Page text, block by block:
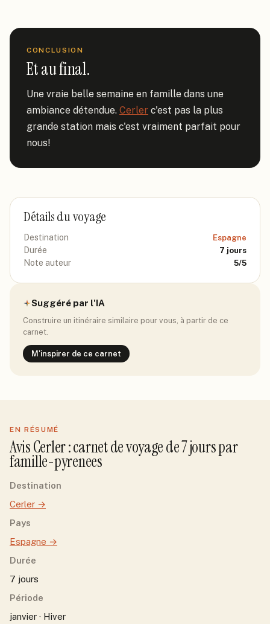
CONCLUSION
Et au final.
Une vraie belle semaine en famille dans une
ambiance détendue. Cerler c'est pas la plus
grande station mais c'est vraiment parfait pour
nous!
Détails du voyage
Destination Espagne
Durée 7 jours
Note auteur 5/5
Suggéré par l'IA
Construire un itinéraire similaire pour vous, à partir de ce
carnet.
M'inspirer de ce carnet
EN RÉSUMÉ
AvisCerler: carnet de voyage de7jourspar
famille-pyrenees
Destination
Cerler →
Pays
Espagne →
Durée
7 jours
Période
janvier · Hiver